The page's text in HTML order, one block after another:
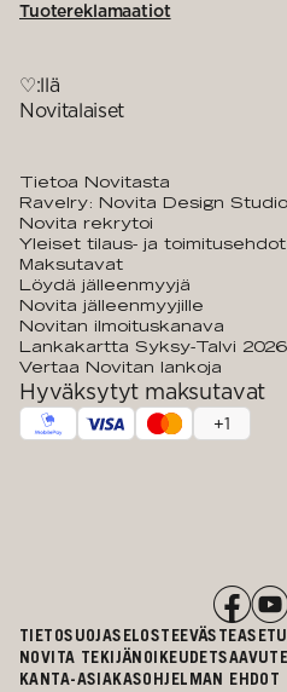
Tuotereklamaatiot
♡:llä
Novitalaiset
Tietoa Novitasta
Ravelry: Novita Design Studio
Novita rekrytoi
Yleiset tilaus- ja toimitusehdot
Maksutavat
Löydä jälleenmyyjä
Novita jälleenmyyjille
Novitan ilmoituskanava
Lankakartta Syksy-Talvi 2026
Vertaa Novitan lankoja
Hyväksytyt maksutavat
+1
TIETOSUOJASELOSTE
NOVITA TEKIJÄNOIKEUDET
KANTA-ASIAKASOHJELMAN EHDOT